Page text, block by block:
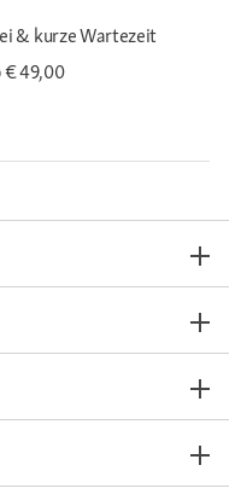
& kurze Wartezeit
€ 49,00